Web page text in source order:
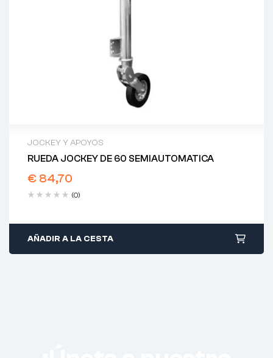
JOCKEY Y APOYOS
RUEDA JOCKEY DE 60 SEMIAUTOMATICA
€ 84,70
(0)
AÑADIR A LA CESTA